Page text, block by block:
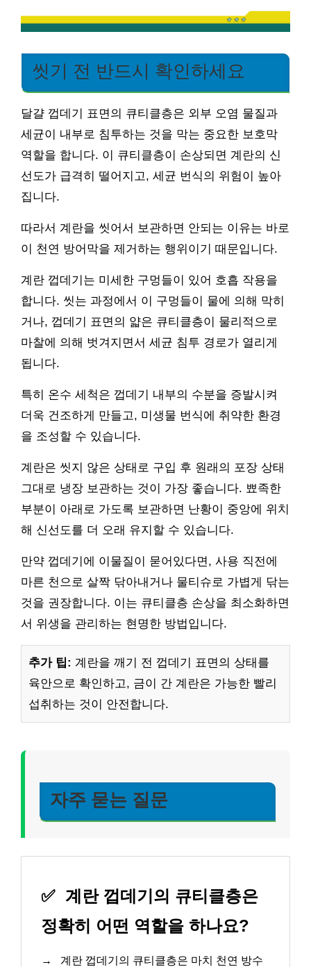
씻기 전 반드시 확인하세요
달걀 껍데기 표면의 큐티클층은 외부 오염 물질과
세균이 내부로 침투하는 것을 막는 중요한 보호막
역할을 합니다. 이 큐티클층이 손상되면 계란의 신
선도가 급격히 떨어지고, 세균 번식의 위험이 높아
집니다.
따라서 계란을 씻어서 보관하면 안되는 이유는 바로
이 천연 방어막을 제거하는 행위이기 때문입니다.
계란 껍데기는 미세한 구멍들이 있어 호흡 작용을
합니다. 씻는 과정에서 이 구멍들이 물에 의해 막히
거나, 껍데기 표면의 얇은 큐티클층이 물리적으로
마찰에 의해 벗겨지면서 세균 침투 경로가 열리게
됩니다.
특히 온수 세척은 껍데기 내부의 수분을 증발시켜
더욱 건조하게 만들고, 미생물 번식에 취약한 환경
을 조성할 수 있습니다.
계란은 씻지 않은 상태로 구입 후 원래의 포장 상태
그대로 냉장 보관하는 것이 가장 좋습니다. 뾰족한
부분이 아래로 가도록 보관하면 난황이 중앙에 위치
해 신선도를 더 오래 유지할 수 있습니다.
만약 껍데기에 이물질이 묻어있다면, 사용 직전에
마른 천으로 살짝 닦아내거나 물티슈로 가볍게 닦는
것을 권장합니다. 이는 큐티클층 손상을 최소화하면
서 위생을 관리하는 현명한 방법입니다.
추가 팁: 계란을 깨기 전 껍데기 표면의 상태를
육안으로 확인하고, 금이 간 계란은 가능한 빨리
섭취하는 것이 안전합니다.
자주 묻는 질문
✅ 계란 껍데기의 큐티클층은
정확히 어떤 역할을 하나요?
→
계란 껍데기의 큐티클층은 마치 천연 방수